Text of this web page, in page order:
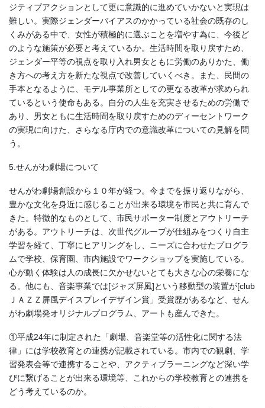
ジティブアクションとして更に意識的に進めていかないと実現は
難しい。実際ジェンダーバイアスのかかっている社会の既存のし
くみがある中で、女性が積極的に選ぶことを増やす為に、今後ど
のような施策が必要と考えているか。生活時間を取り戻すため、
ジェンダー平等の視点を取り入れ男女ともに労働のありかた、働
き方への考え方を新たな視点で改善していくべき。また、民間の
手本となるように、モデル事業所としての更なる改革が求められ
ているという使命もある。自分の人生を充実させるための労働で
あり、男女ともに生活時間を取り戻すためのディーセントワーク
の実現に向けた、さらなる庁内での意識改革についての見解を問
う。
5.せんがわ劇場について
せんがわ劇場創設から１０年が経つ。今までを振り返りながら、
豊かな文化を身近に感じることが出来る環境を市民と共に育んで
きた。特徴的なものとして、市民サポーター制度とアウトリーチ
がある。アウトリーチは、次世代グループが仕組みをつくり自主
学習を経て、丁寧にヒアリングをし、ニーズに合わせたプログラ
ムで学校、保育園、市内施設でワークショップを実施している。
心が動く体験は人の成長に欠かせないとても大きな心の栄養にな
る。他にも、音楽事業では[ジャズ屏風]という移動型の装置が[club
ＪＡＺＺ屏風デイスプレイデザイン賞」受賞歴があるなど、せん
がわ劇場発オリジナルプログラム、アートも産んできた。
①平成24年に制定された「劇場、音楽堂等の活性化に関する法
律」には学校教育との連携が記載されている。市内での観劇、学
習発表会等で連携することや、アクティブラーニングなど深い学
びに繋げることが出来る環境等、これからの学校教育との連携を
どう考えているのか。